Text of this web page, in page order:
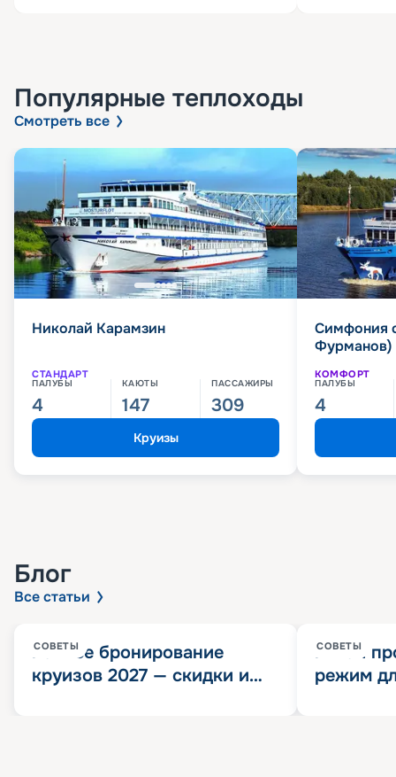
Популярные теплоходы
Смотреть все
Николай Карамзин
СТАНДАРТ
ПАЛУБЫ
4
КАЮТЫ
147
ПАССАЖИРЫ
309
Круизы
Симфония
Фурманов)
КОМФОРТ
ПАЛУБЫ
4
Блог
Все статьи
СОВЕТЫ
Раннее бронирование
круизов 2027 — скидки и
СОВЕТЫ
Китай
режим